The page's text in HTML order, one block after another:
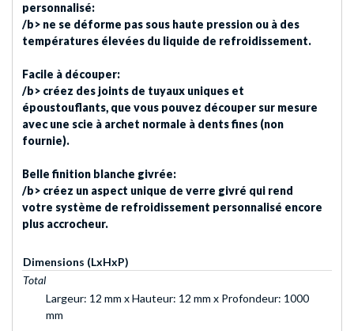
personnalisé:
/b> ne se déforme pas sous haute pression ou à des
températures élevées du liquide de refroidissement.
Facile à découper:
/b> créez des joints de tuyaux uniques et
époustouflants, que vous pouvez découper sur mesure
avec une scie à archet normale à dents fines (non
fournie).
Belle finition blanche givrée:
/b> créez un aspect unique de verre givré qui rend
votre système de refroidissement personnalisé encore
plus accrocheur.
Dimensions (LxHxP)
Total
Largeur: 12 mm x Hauteur: 12 mm x Profondeur: 1000
mm